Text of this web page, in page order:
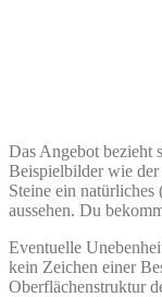
Das Angebot bezieht
Beispielbilder wie der
Steine ein
aussehen. Du
Eventuelle
kein Zeichen einer
Oberflächenstruktur